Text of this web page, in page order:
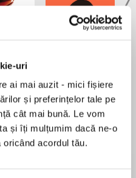
uri
ai mai auzit - mici fișiere
și preferințelor tale pe
cât mai bună. Le vom
și îți mulțumim dacă ne-o
acordul tău.
de
Sohn Won-pyung